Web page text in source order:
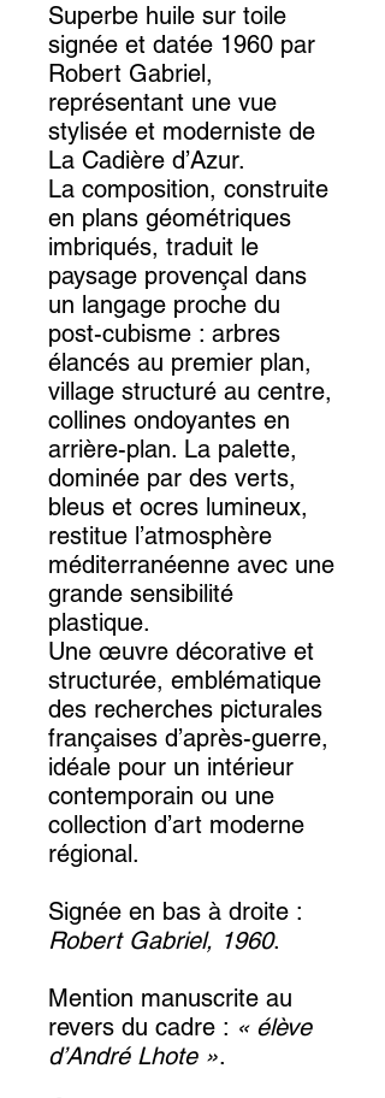
Superbe huile sur toile
signée et datée 1960 par
Robert Gabriel,
représentant une vue
stylisée et moderniste de
La Cadière d’Azur.
La composition, construite
en plans géométriques
imbriqués, traduit le
paysage provençal dans
un langage proche du
post-cubisme : arbres
élancés au premier plan,
village structuré au centre,
collines ondoyantes en
arrière-plan. La palette,
dominée par des verts,
bleus et ocres lumineux,
restitue l’atmosphère
méditerranéenne avec une
grande sensibilité
plastique.
Une œuvre décorative et
structurée, emblématique
des recherches picturales
françaises d’après-guerre,
idéale pour un intérieur
contemporain ou une
collection d’art moderne
régional.
Signée en bas à droite :
Robert Gabriel, 1960.
Mention manuscrite au
revers du cadre : « élève
d’André Lhote ».